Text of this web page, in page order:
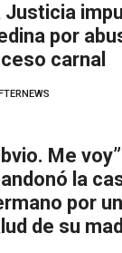
Justicia
por
carnal
Me
la
por
de su